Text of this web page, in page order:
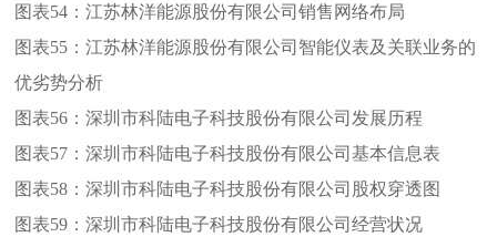
图表54：江苏林洋能源股份有限公司销售网络布局
图表55：江苏林洋能源股份有限公司智能仪表及关联业务的
优劣势分析
图表56：深圳市科陆电子科技股份有限公司发展历程
图表57：深圳市科陆电子科技股份有限公司基本信息表
图表58：深圳市科陆电子科技股份有限公司股权穿透图
图表59：深圳市科陆电子科技股份有限公司经营状况